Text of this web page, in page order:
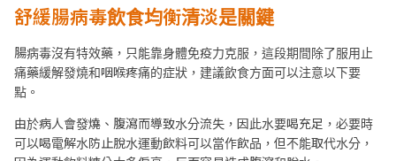
舒緩腸病毒飲食均衡清淡是關鍵
腸病毒沒有特效藥，只能靠身體免疫力克服，這段期間除了服用止
痛藥緩解發燒和咽喉疼痛的症狀，建議飲食方面可以注意以下要
點。
由於病人會發燒、腹瀉而導致水分流失，因此水要喝充足，必要時
可以喝電解水防止脫水運動飲料可以當作飲品，但不能取代水分，